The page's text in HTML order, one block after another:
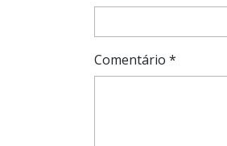
Comentário *